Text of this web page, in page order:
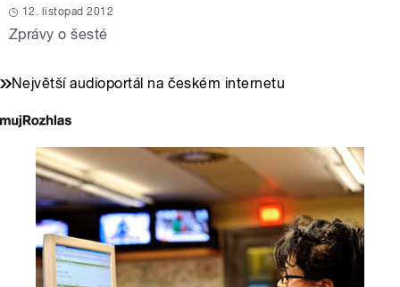
12. listopad 2012
Zprávy o šesté
Největší audioportál na českém internetu